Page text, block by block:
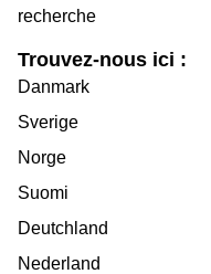
recherche
Trouvez-nous ici :
Danmark
Sverige
Norge
Suomi
Deutchland
Nederland